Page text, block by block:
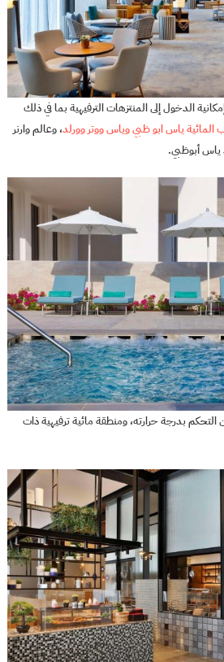
الدخول إلى المنتزهات الترفيهية بما في ذلك
المائية ياس ابو ظبيوياس ووتر وورلد، وعالم وارنر
ياس أبوظبي.
بدرجة حرارته، ومنطقة مائية ترفيهية ذات